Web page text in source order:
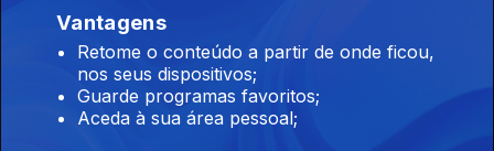
Governo não se compromete com teste ao
voto digital em 2027
01 jul. 2026
Secretário de Estado da Administração Interna gostava que
Vantagens
Retome o conteúdo a partir de onde ficou,
nos seus dispositivos;
Guarde programas favoritos;
Aceda à sua área pessoal;